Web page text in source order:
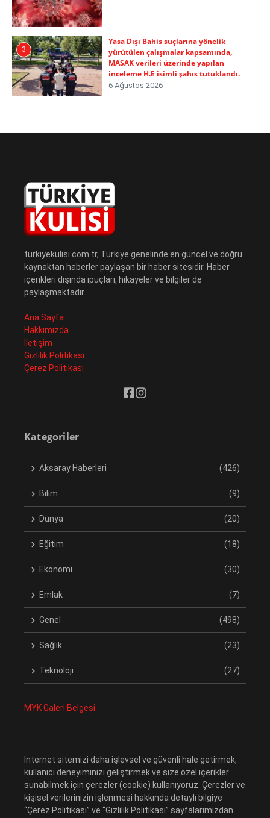
3
Yasa Dışı Bahis suçlarına yönelik
yürütülen çalışmalar kapsamında,
MASAK verileri üzerinde yapılan
inceleme H.E isimli şahıs tutuklandı.
6 Ağustos 2026
turkiyekulisi.com.tr, Türkiye genelinde en güncel ve doğru
kaynaktan haberler paylaşan bir haber sitesidir. Haber
içerikleri dışında ipuçları, hikayeler ve bilgiler de
paylaşmaktadır.
Ana Sayfa
Hakkımızda
İletişim
Gizlilik Politikası
Çerez Politikası
Kategoriler
Aksaray Haberleri (426)
Bilim (9)
Dünya (20)
Eğitim (18)
Ekonomi (30)
Emlak (7)
Genel (498)
Sağlık (23)
Teknoloji (27)
MYK Galeri Belgesi
İnternet sitemizi daha işlevsel ve güvenli hale getirmek,
kullanıcı deneyiminizi geliştirmek ve size özel içerikler
sunabilmek için çerezler (cookie) kullanıyoruz. Çerezler ve
kişisel verilerinizin işlenmesi hakkında detaylı bilgiye
“Çerez Politikası” ve “Gizlilik Politikası” sayfalarımızdan